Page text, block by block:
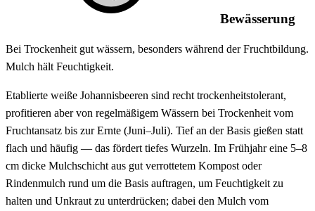
Bewässerung
Bei Trockenheit gut wässern, besonders während der Fruchtbildung.
Mulch hält Feuchtigkeit.
Etablierte weiße Johannisbeeren sind recht trockenheitstolerant,
profitieren aber von regelmäßigem Wässern bei Trockenheit vom
Fruchtansatz bis zur Ernte (Juni–Juli). Tief an der Basis gießen statt
flach und häufig — das fördert tiefes Wurzeln. Im Frühjahr eine 5–8
cm dicke Mulchschicht aus gut verrottetem Kompost oder
Rindenmulch rund um die Basis auftragen, um Feuchtigkeit zu
halten und Unkraut zu unterdrücken; dabei den Mulch vom